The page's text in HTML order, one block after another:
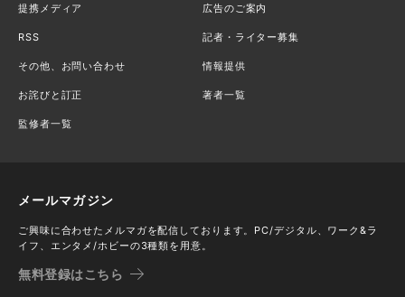
提携メディア 広告のご案内
RSS 記者・ライター募集
その他、お問い合わせ 情報提供
お詫びと訂正 著者一覧
監修者一覧
メールマガジン
ご興味に合わせたメルマガを配信しております。PC/デジタル、ワーク&ラ
イフ、エンタメ/ホビーの3種類を用意。
無料登録はこちら